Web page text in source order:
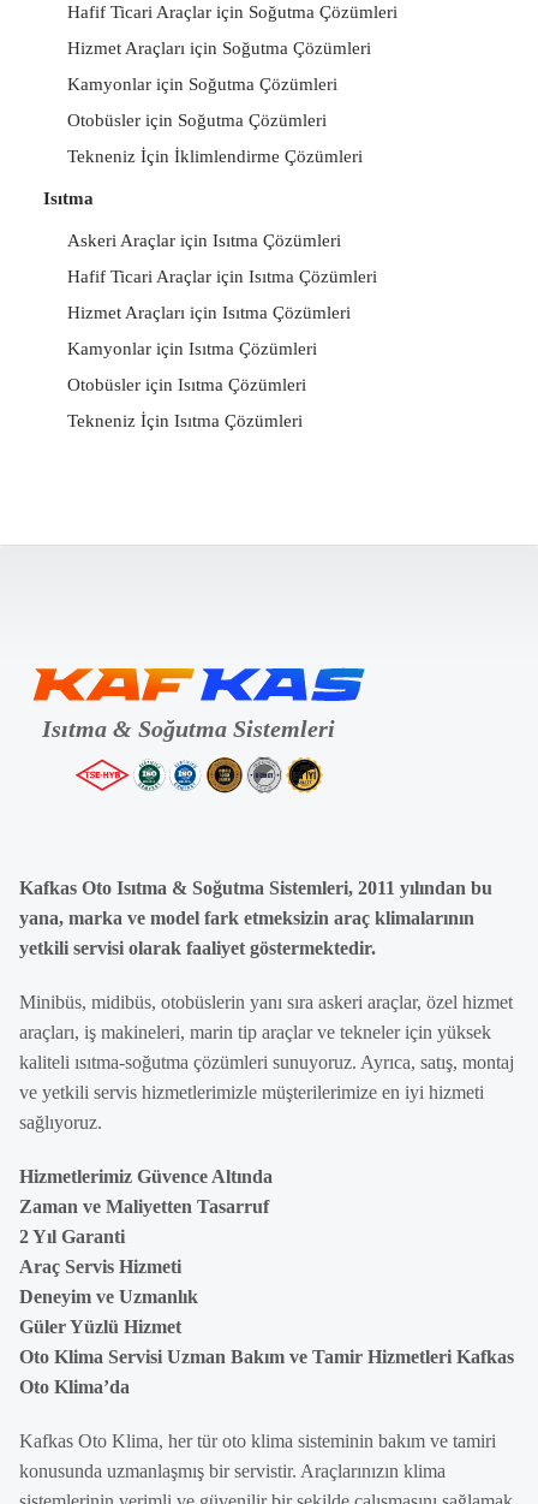
Hafif Ticari Araçlar için Soğutma Çözümleri
Hizmet Araçları için Soğutma Çözümleri
Kamyonlar için Soğutma Çözümleri
Otobüsler için Soğutma Çözümleri
Tekneniz İçin İklimlendirme Çözümleri
Isıtma
Askeri Araçlar için Isıtma Çözümleri
Hafif Ticari Araçlar için Isıtma Çözümleri
Hizmet Araçları için Isıtma Çözümleri
Kamyonlar için Isıtma Çözümleri
Otobüsler için Isıtma Çözümleri
Tekneniz İçin Isıtma Çözümleri
Kafkas Oto Isıtma & Soğutma Sistemleri, 2011 yılından bu
yana, marka ve model fark etmeksizin araç klimalarının
yetkili servisi olarak faaliyet göstermektedir.
Minibüs, midibüs, otobüslerin yanı sıra askeri araçlar, özel hizmet
araçları, iş makineleri, marin tip araçlar ve tekneler için yüksek
kaliteli ısıtma-soğutma çözümleri sunuyoruz. Ayrıca, satış, montaj
ve yetkili servis hizmetlerimizle müşterilerimize en iyi hizmeti
sağlıyoruz.
Hizmetlerimiz Güvence Altında
Zaman ve Maliyetten Tasarruf
2 Yıl Garanti
Araç Servis Hizmeti
Deneyim ve Uzmanlık
Güler Yüzlü Hizmet
Oto Klima Servisi Uzman Bakım ve Tamir Hizmetleri Kafkas
Oto Klima’da
Kafkas Oto Klima, her tür oto klima sisteminin bakım ve tamiri
konusunda uzmanlaşmış bir servistir. Araçlarınızın klima